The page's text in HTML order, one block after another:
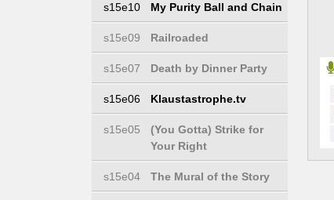
s15e10 My Purity Ball and Chain
s15e09 Railroaded
s15e07 Death by Dinner Party
s15e06 Klaustastrophe.tv
s15e05
(You Gotta) Strike for
Your Right
s15e04 The Mural of the Story